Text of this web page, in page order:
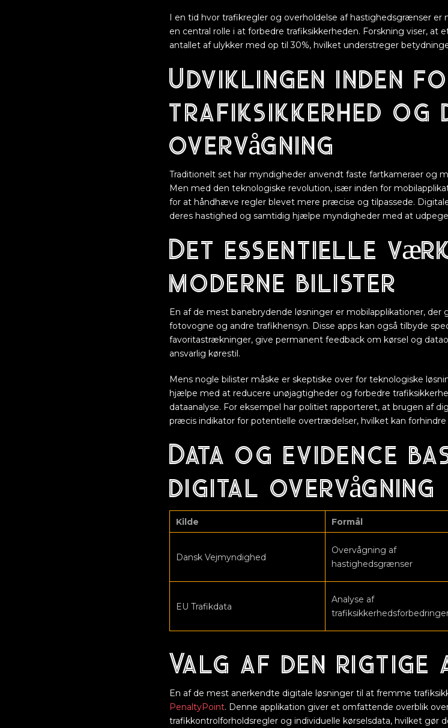
I en tid hvor trafikregler og overholdelse af hastighedsgrænser er
en central rolle i at forbedre trafiksikkerheden. Forskning viser, at
antallet af ulykker med op til30%, hvilket understreger
Udviklingen inden
trafiksikkerhed og
overvågning
Traditionelt set har myndigheder anvendt faste fartkameraer og
Men med den teknologiske revolution, især inden for
for at håndhæve regler blevet mere præcise og tilpassede.
deres hastighed og samtidig hjælpe myndigheder med at
Det essentielle
moderne bilister
En af de mest banebrydende løsninger er mobilapplikationer,
fotovogne og andre trafikhensyn. Disse apps kan også tilbyde
favoritastrækninger, give permanent feedback om kørsel og
ansvarlig kørestil.
Mens nogle bilister måske er skeptiske over for teknologiske
hjælpe med at reducere unøjagtigheder og forbedre
dataanalyse. For eksempel har politiet rapporteret, at brugen af
præcis indikator for potentielle overtrædelser, hvilket kan forhindre
Data og evidence
digital overvågning
Kilde Formål
Dansk Vejmyndighed
Overvågning af
hastighedsgrænser
EU Trafikdata
Analyse af
Valg af den rigtige
En af de mest anerkendte digitale løsninger til at fremme
PenaltyPoint. Denne applikation giver et omfattende overblik
trafikkontrolforholdsregler og individuelle kørselsdata, hvilket